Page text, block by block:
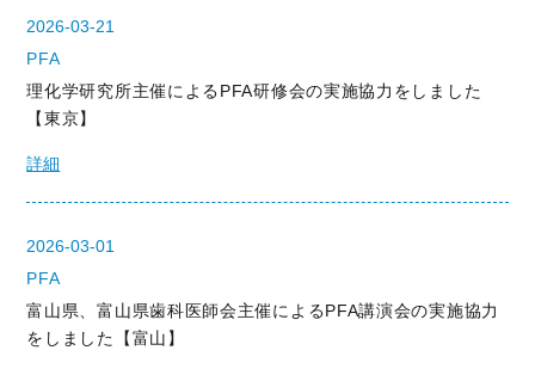
2026-03-21
PFA
理化学研究所主催によるPFA研修会の実施協力をしました
【東京】
詳細
2026-03-01
PFA
富山県、富山県歯科医師会主催によるPFA講演会の実施協力
をしました【富山】